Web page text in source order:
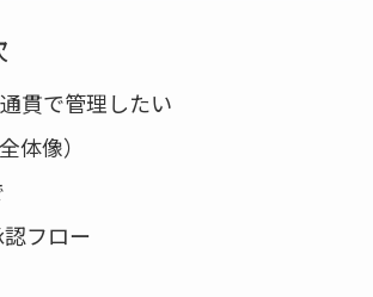
貫で管理したい
体像）
フロー